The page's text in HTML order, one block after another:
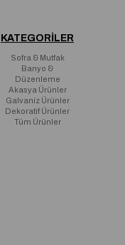
KATEGORİLER
Sofra & Mutfak
Banyo &
Düzenleme
Akasya Ürünler
Galvaniz Ürünler
Dekoratif Ürünler
Tüm Ürünler